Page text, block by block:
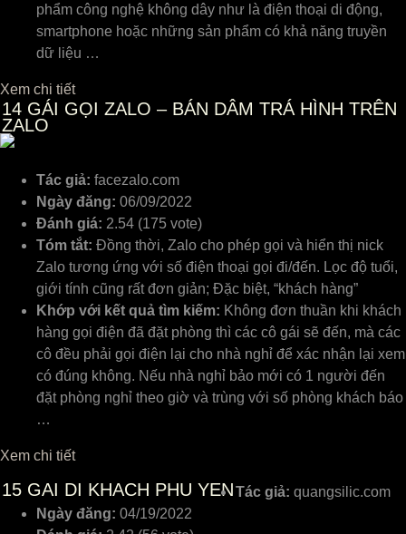
phẩm công nghệ không dây như là điện thoại di động,
smartphone hoặc những sản phẩm có khả năng truyền
dữ liệu …
Xem chi tiết
14 GÁI GỌI ZALO – BÁN DÂM TRÁ HÌNH TRÊN
ZALO
Tác giả: facezalo.com
Ngày đăng: 06/09/2022
Đánh giá: 2.54 (175 vote)
Tóm tắt: Đồng thời, Zalo cho phép gọi và hiển thị nick
Zalo tương ứng với số điện thoại gọi đi/đến. Lọc độ tuổi,
giới tính cũng rất đơn giản; Đặc biệt, “khách hàng”
Khớp với kết quả tìm kiếm: Không đơn thuần khi khách
hàng gọi điện đã đặt phòng thì các cô gái sẽ đến, mà các
cô đều phải gọi điện lại cho nhà nghỉ để xác nhận lại xem
có đúng không. Nếu nhà nghỉ bảo mới có 1 người đến
đặt phòng nghỉ theo giờ và trùng với số phòng khách báo
…
Xem chi tiết
15 GAI DI KHACH PHU YENTác giả: quangsilic.com
Ngày đăng: 04/19/2022